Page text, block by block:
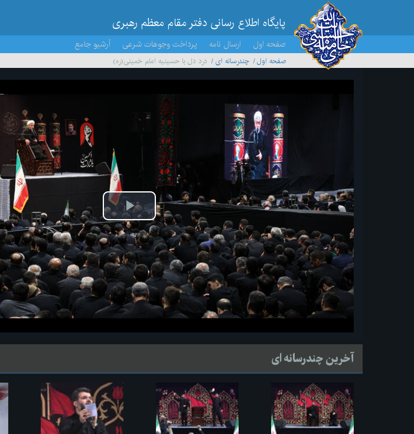
پایگاه اطلاع رسانی دفتر مقام معظم رهبری
صفحه اول ارسال نامه پرداخت وجوهات شرعی آرشیو جامع
صفحه اول چندرسانه ای درد دل با حسینیه امام خمینی(ره)
پخش
ویدیو
آخرین چندرسانه ای